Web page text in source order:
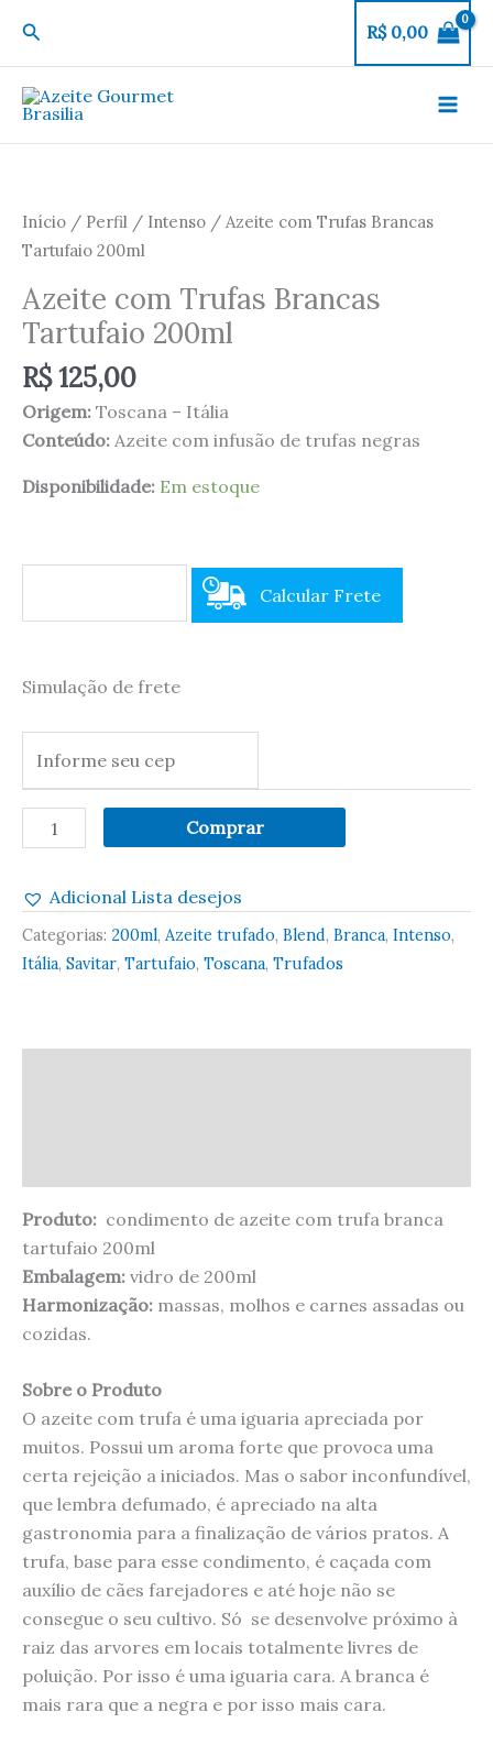
para
o
conteúdo
Pesquisar R$0,00
Início / Perfil / Intenso / Azeite com Trufas Brancas
Tartufaio 200ml
Azeite com Trufas Brancas
Tartufaio 200ml
R$125,00
Origem: Toscana – Itália
Conteúdo: Azeite com infusão de trufas negras
Disponibilidade: Em estoque
Calcular Frete
Simulação de frete
Trufas
Brancas
200ml
quantidade
Comprar
Adicional Lista desejos
Categorias: 200ml, Azeite trufado, Blend, Branca, Intenso,
Itália, Savitar, Tartufaio, Toscana, Trufados
Produto: condimento de azeite com trufa branca
tartufaio 200ml
Embalagem: vidro de 200ml
Harmonização: massas, molhos e carnes assadas ou
cozidas.
Sobre o Produto
O azeite com trufa é uma iguaria apreciada por
muitos. Possui um aroma forte que provoca uma
certa rejeição a iniciados. Mas o sabor inconfundível,
que lembra defumado, é apreciado na alta
gastronomia para a finalização de vários pratos. A
trufa, base para esse condimento, é caçada com
auxílio de cães farejadores e até hoje não se
consegue o seu cultivo. Só se desenvolve próximo à
raiz das arvores em locais totalmente livres de
poluição. Por isso é uma iguaria cara. A branca é
mais rara que a negra e por isso mais cara.